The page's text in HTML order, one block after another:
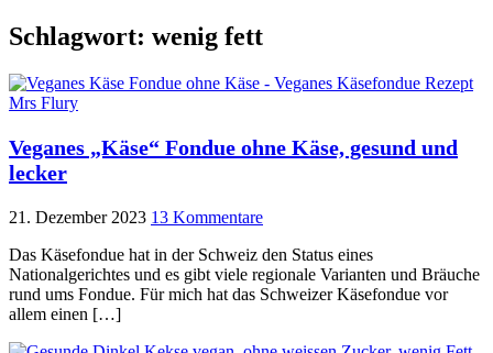
Schlagwort: wenig fett
Veganes „Käse“ Fondue ohne Käse, gesund und
lecker
21. Dezember 2023 13 Kommentare
Das Käsefondue hat in der Schweiz den Status eines
Nationalgerichtes und es gibt viele regionale Varianten und Bräuche
rund ums Fondue. Für mich hat das Schweizer Käsefondue vor
allem einen […]